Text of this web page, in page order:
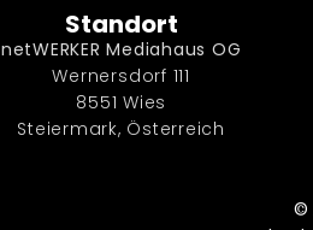
Standort
netWERKER Mediahaus OG
Wernersdorf 111
8551 Wies
Steiermark, Österreich
©